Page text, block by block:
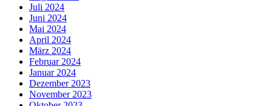
Juli 2024
Juni 2024
Mai 2024
April 2024
März 2024
Februar 2024
Januar 2024
Dezember 2023
November 2023